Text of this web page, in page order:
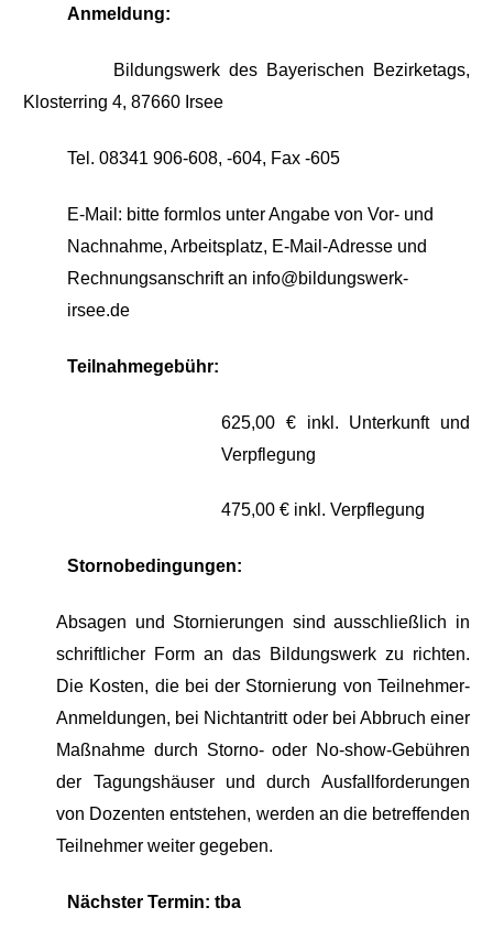
Anmeldung:
Bildungswerk des Bayerischen Bezirketags,
Klosterring 4, 87660 Irsee
Tel. 08341 906-608, -604, Fax -605
E-Mail: bitte formlos unter Angabe von Vor- und
Nachnahme, Arbeitsplatz, E-Mail-Adresse und
Rechnungsanschrift an info@bildungswerk-
irsee.de
Teilnahmegebühr:
625,00 € inkl. Unterkunft und
Verpflegung
475,00 € inkl. Verpflegung
Stornobedingungen:
Absagen und Stornierungen sind ausschließlich in
schriftlicher Form an das Bildungswerk zu richten.
Die Kosten, die bei der Stornierung von Teilnehmer-
Anmeldungen, bei Nichtantritt oder bei Abbruch einer
Maßnahme durch Storno- oder No-show-Gebühren
der Tagungshäuser und durch Ausfallforderungen
von Dozentenentstehen, werden an die betreffenden
Teilnehmer weiter gegeben.
Nächster Termin: tba